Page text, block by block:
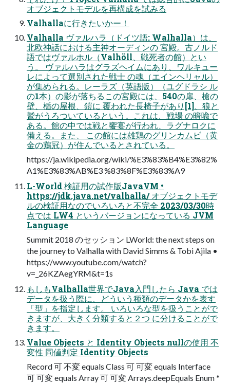
オブジェクトモデルを再構成を試みる
Valhallaに行きたいかー！
Valhalla ヴァルハラ（ドイツ語: Walhalla）は、
北欧神話における主神オーディンの 宮殿。古ノルド
語ではヴァルホル（Valhöll、戦死者の館）とい
う。 ヴァルハラはグラズヘイムにあり、ワルキュー
レによって選別された戦士 の魂（エインヘリャル）
が集められる。レーラズ（英語版）（ユグドラシ ル
の1本）の影が落ちるこの宮殿には、540の扉、槍の
壁、楯の屋根、鎧に 覆われた長椅子があり[1]、狼と
鷲がうろついているという。これは、戦場 の暗喩で
ある。館の中では戦と饗宴が行われ、ラグナロクに
備える。また、 この館には雄鶏のグリンカムビ（黄
金の鶏冠）が住んでいるとされている。
https://ja.wikipedia.org/wiki/%E3%83%B4%E3%82%
A1%E3%83%AB%E3 %83%8F%E3%83%A9
L-World 検証用の試作版JavaVM •
https://jdk.java.net/valhalla/ オブジェクトモデ
ルの検証用なのでいろいろと不完全 2023/03/30時
点では LW4 というバージョンになっている JVM
Language
Summit 2018 のセッション LWorld: the next steps on
the journey to Valhalla with David Simms & Tobi Ajila •
https://www.youtube.com/watch?
v=_26KZAegYRM&t=1s
もしもValhalla世界でJava入門したら Java では
データを扱う際に、どういう種類のデータかを表す
「型」を指定します。 いろいろな型を扱うことがで
きますが、大きく分類すると２つ に分けることがで
きます。
Value Objects と Identity Objects nullの使用 不
変性 同値判定 Identity Objects
Record 可 不変 equals Class 可 可変 equals Interface
可 可変 equals Array 可 可変 Arrays.deepEquals Enum *